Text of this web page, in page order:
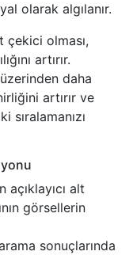
olarak algılanır.
çekici olması,
artırır.
daha
artırır ve
sıralamanızı
alt
görsellerin
sonuçlarında